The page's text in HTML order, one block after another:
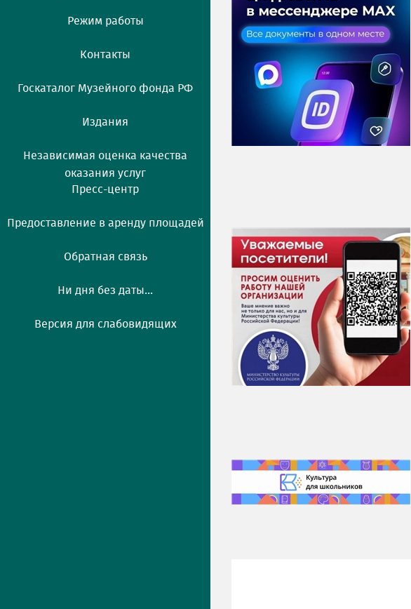
Режим работы
Контакты
Госкаталог Музейного фонда РФ
Издания
Независимая оценка качества
оказания услуг
Пресс-центр
Предоставление в аренду площадей
Обратная связь
Ни дня без даты...
Версия для слабовидящих